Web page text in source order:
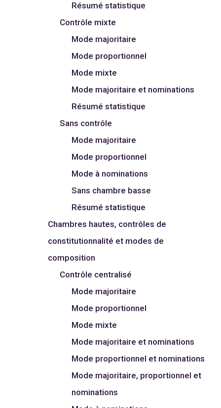
Résumé statistique
Contrôle mixte
Mode majoritaire
Mode proportionnel
Mode mixte
Mode majoritaire et nominations
Résumé statistique
Sans contrôle
Mode majoritaire
Mode proportionnel
Mode à nominations
Sans chambre basse
Résumé statistique
Chambres hautes, contrôles de
constitutionnalité et modes de
composition
Contrôle centralisé
Mode majoritaire
Mode proportionnel
Mode mixte
Mode majoritaire et nominations
Mode proportionnel et nominations
Mode majoritaire, proportionnel et
nominations